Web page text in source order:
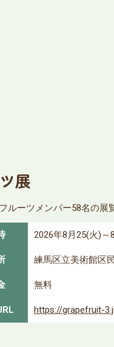
展
ーツメンバー58名の展
2026年8月25(火)～
練馬区立美術館区
無料
https://grapefruit-